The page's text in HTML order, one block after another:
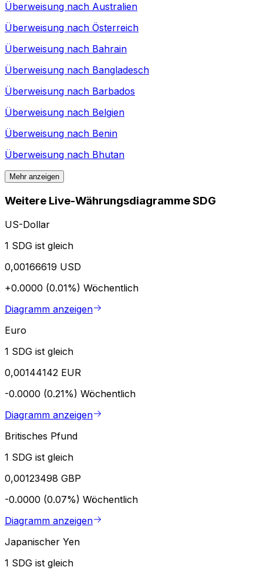
Überweisung nach Australien
Überweisung nach Österreich
Überweisung nach Bahrain
Überweisung nach Bangladesch
Überweisung nach Barbados
Überweisung nach Belgien
Überweisung nach Benin
Überweisung nach Bhutan
Mehr anzeigen
Weitere Live-Währungsdiagramme SDG
US-Dollar
1 SDG ist gleich
0,00166619 USD
+0.0000 (0.01%) Wöchentlich
Diagramm anzeigen
Euro
1 SDG ist gleich
0,00144142 EUR
-0.0000 (0.21%) Wöchentlich
Diagramm anzeigen
Britisches Pfund
1 SDG ist gleich
0,00123498 GBP
-0.0000 (0.07%) Wöchentlich
Diagramm anzeigen
Japanischer Yen
1 SDG ist gleich